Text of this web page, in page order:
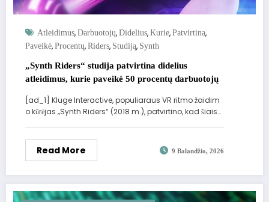
Atleidimus, Darbuotojų, Didelius, Kurie, Patvirtina,
Paveikė, Procentų, Riders, Studiją, Synth
„Synth Riders“ studija patvirtina didelius
atleidimus, kurie paveikė 50 procentų darbuotojų
[ad_1] Kluge Interactive, populiaraus VR ritmo žaidim
o kūrėjas „Synth Riders“ (2018 m.), patvirtino, kad šiais…
Read More 9 Balandžio, 2026